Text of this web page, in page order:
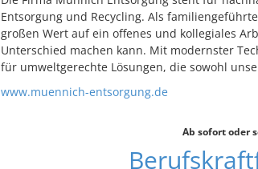
Entsorgung und Recycling. Als
großen Wert auf ein offenes und kollegiales
Unterschied machen kann. Mit modernster
für umweltgerechte Lösungen, die sowohl
www.muennich-entsorgung.de
Ab sofort oder